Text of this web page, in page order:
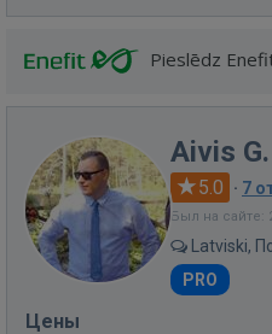
Pieslēdz
Aivis G.
5.0 · 7
Был на сайте:
Latviski,
PRO
Цены